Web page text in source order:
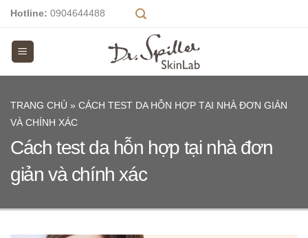
Skip
content
Hotline: 0904644488
TRANG CHỦ » CÁCH TEST DA HỖN HỢP TẠI NHÀ ĐƠN GIẢN
VÀ CHÍNH XÁC
Cách test da hỗn hợp tại nhà đơn
giản và chính xác